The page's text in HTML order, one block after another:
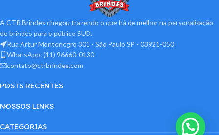
A CTR Brindes chegou trazendo o que há de melhor na personalização
de brindes para o público SUD.
Rua Artur Montenegro 301 - São Paulo SP - 03921-050
WhatsApp: (11) 96660-0130
contato@ctrbrindes.com
POSTS RECENTES
NOSSOS LINKS
CATEGORIAS